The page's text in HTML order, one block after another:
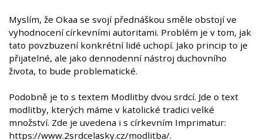
Myslím, že Okaa se svojí přednáškou směle obstojí ve
vyhodnocení církevními autoritami. Problém je v tom, jak
tato povzbuzení konkrétní lidé uchopí. Jako princip to je
přijatelné, ale jako dennodenní nástroj duchovního
života, to bude problematické.
Podobně je to s textem Modlitby dvou srdcí. Jde o text
modlitby, kterých máme v katolické tradici velké
množství. Zde je uvedena i s církevním Imprimatur:
https://www.2srdcelasky.cz/modlitba/.